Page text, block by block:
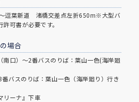
逗葉新道 渚橋交差点左折650m※大型バ
可書が必要です。
場合
南口）～2番バスのりば：葉山一色(海岸廻
番バスのりば：葉山一色（海岸廻り）行き
リーナ』下車